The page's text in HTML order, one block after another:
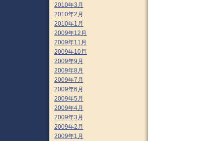
2010年3月
2010年2月
2010年1月
2009年12月
2009年11月
2009年10月
2009年9月
2009年8月
2009年7月
2009年6月
2009年5月
2009年4月
2009年3月
2009年2月
2009年1月